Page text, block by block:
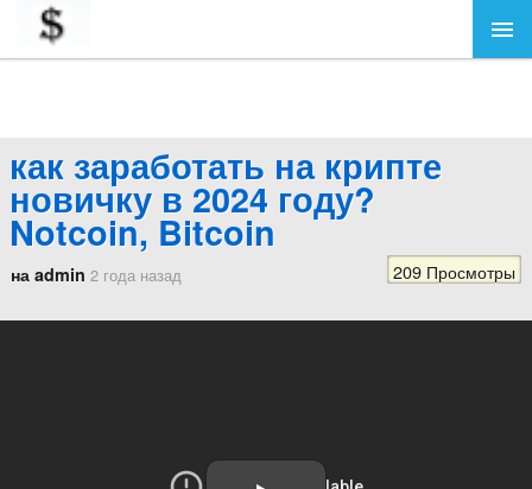
как заработать на крипте
новичку в 2024 году?
Notcoin, Bitcoin
на admin 2 года назад 209 Просмотры